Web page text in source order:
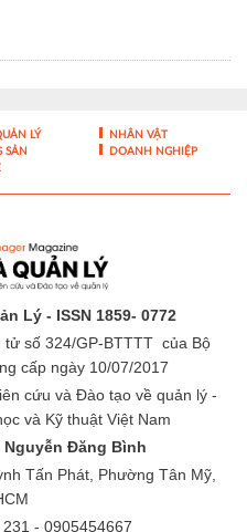
Lý - ISSN 1859- 0772
tử số 324/GP-BTTTT của Bộ
cấp ngày 10/07/2017
cứu và Đào tạo về quản lý -
và Kỹ thuật Việt Nam
Tấn Phát, Phường Tân Mỹ,
- 0905454667
GÓP Ý KIẾN-
LIÊN HỆ QUẢNG
QUẢNG CÁO